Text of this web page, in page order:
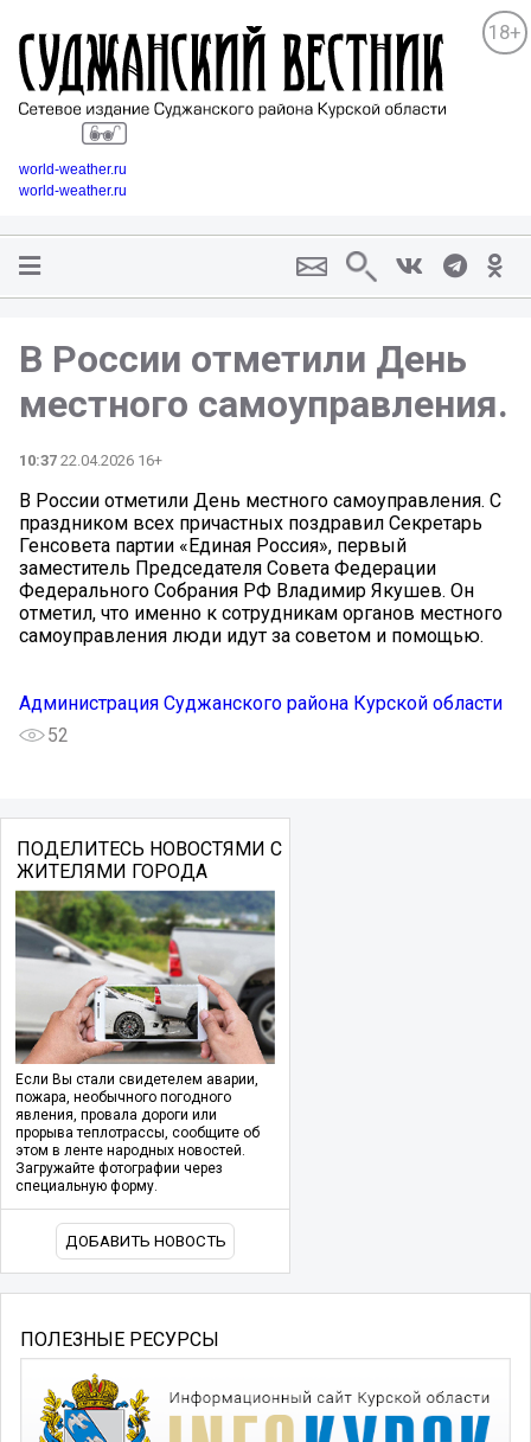
18+
world-weather.ru
world-weather.ru
В России отметили День
местного самоуправления.
10:37 22.04.2026 16+
В России отметили День местного самоуправления. С
праздником всех причастных поздравил Секретарь
Генсовета партии «Единая Россия», первый
заместитель Председателя Совета Федерации
Федерального Собрания РФ Владимир Якушев. Он
отметил, что именно к сотрудникам органов местного
самоуправления люди идут за советом и помощью.
Администрация Суджанского района Курской области
52
ПОДЕЛИТЕСЬ НОВОСТЯМИ С
ЖИТЕЛЯМИ ГОРОДА
Если Вы стали свидетелем аварии,
пожара, необычного погодного
явления, провала дороги или
прорыва теплотрассы, сообщите об
этом в ленте народных новостей.
Загружайте фотографии через
специальную форму.
ДОБАВИТЬ НОВОСТЬ
ПОЛЕЗНЫЕ РЕСУРСЫ